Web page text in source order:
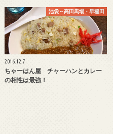
池袋～高田馬場・早稲田
2016.12.7
ちゃーはん屋 チャーハンとカレー
の相性は最強！